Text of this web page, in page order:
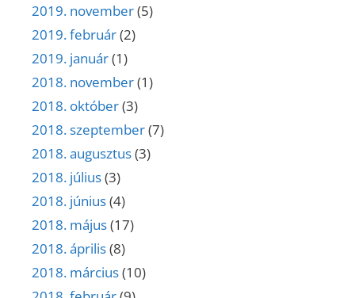
2019. november(5)
2019. február(2)
2019. január(1)
2018. november(1)
2018. október(3)
2018. szeptember(7)
2018. augusztus(3)
2018. július(3)
2018. június(4)
2018. május(17)
2018. április(8)
2018. március(10)